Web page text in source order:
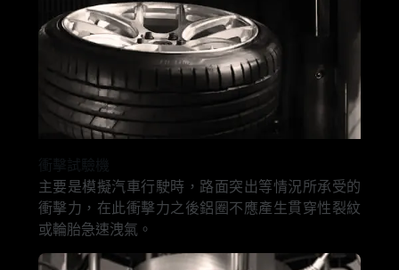
衝擊試驗機
主要是模擬汽車行駛時，路面突出等情況所承受的
衝擊力，在此衝擊力之後鋁圈不應產生貫穿性裂紋
或輪胎急速洩氣。